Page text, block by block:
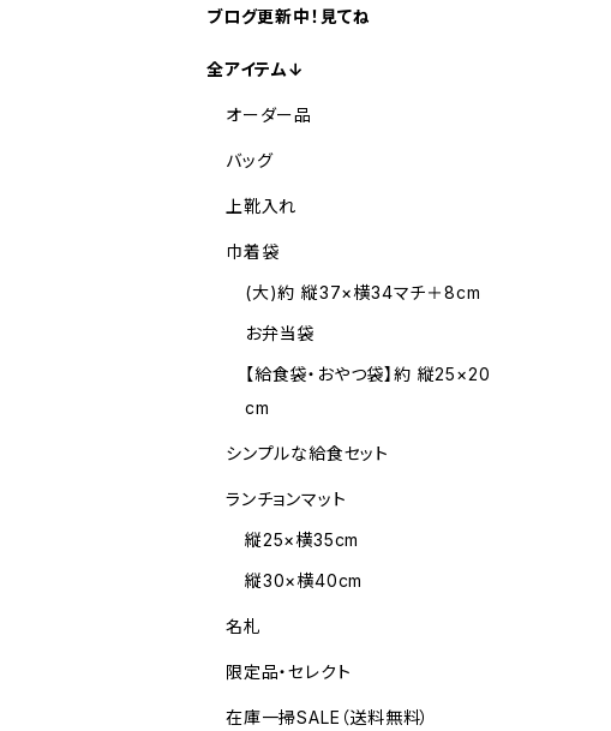
ブログ更新中！見てね
全アイテム↓
オーダー品
バッグ
上靴入れ
巾着袋
(大)約 縦37×横34マチ＋8cm
お弁当袋
【給食袋・おやつ袋】約 縦25×20
cm
シンプルな給食セット
ランチョンマット
縦25×横35cm
縦30×横40cm
名札
限定品・セレクト
在庫一掃SALE（送料無料）